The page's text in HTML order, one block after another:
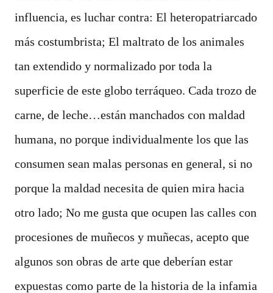
influencia, es luchar contra: El heteropatriarcado
más costumbrista; El maltrato de los animales
tan extendido y normalizado por toda la
superficie de este globo terráqueo. Cada trozo de
carne, de leche…están manchados con maldad
humana, no porque individualmente los que las
consumen sean malas personas en general, si no
porque la maldad necesita de quien mira hacia
otro lado; No me gusta que ocupen las calles con
procesiones de muñecos y muñecas, acepto que
algunos son obras de arte que deberían estar
expuestas como parte de la historia de la infamia